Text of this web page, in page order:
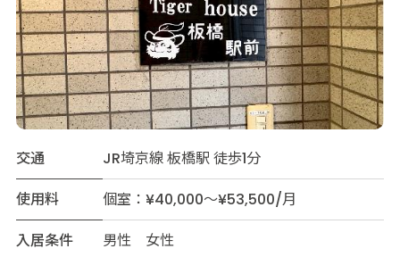
交通
JR埼京線 板橋駅 徒歩1分
使用料
個室：¥40,000～¥53,500/月
入居条件
男性 女性